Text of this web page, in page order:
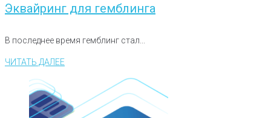
Эквайринг для гемблинга
В последнее время гемблинг стал...
ЧИТАТЬ ДАЛЕЕ